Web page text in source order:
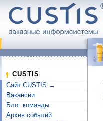
CUSTIS
Сайт CUSTIS →
Вакансии
Блог команды
Архив событий